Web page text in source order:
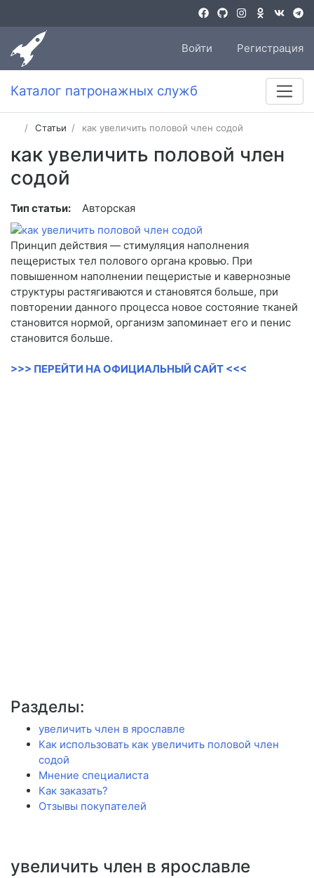
Войти Регистрация
Каталог патронажных служб
Статьи как увеличить половой член содой
как увеличить половой член
содой
Тип статьи: Авторская
Принцип действия — стимуляция наполнения
пещеристых тел полового органа кровью. При
повышенном наполнении пещеристые и кавернозные
структуры растягиваются и становятся больше, при
повторении данного процесса новое состояние тканей
становится нормой, организм запоминает его и пенис
становится больше.
>>> ПЕРЕЙТИ НА ОФИЦИАЛЬНЫЙ САЙТ <<<
Разделы:
увеличить член в ярославле
Как использовать как увеличить половой член
содой
Мнение специалиста
Как заказать?
Отзывы покупателей
увеличить член в ярославле